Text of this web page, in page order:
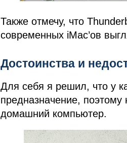
Также отмечу, что
современных iMac’ов
Достоинства и
Для себя я решил, что у
предназначение, поэтому
домашний компьютер.